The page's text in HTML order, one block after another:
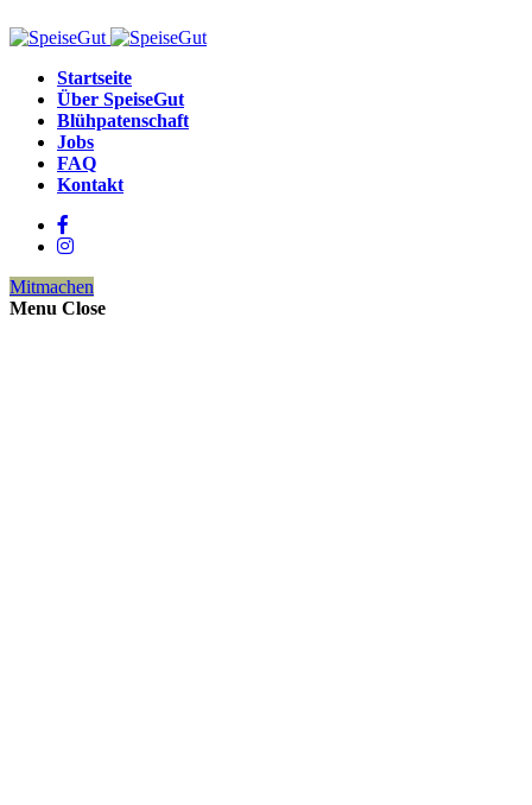
Startseite
Über SpeiseGut
Blühpatenschaft
Jobs
FAQ
Kontakt
Mitmachen
Menu Close